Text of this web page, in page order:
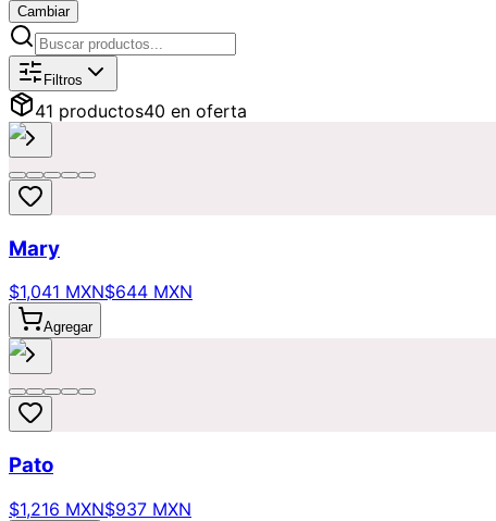
Cambiar
Catálogo deOfertas
Filtros
41 productos40 en oferta
Mary
$1,041 MXN$644 MXN
Agregar
Pato
$1,216 MXN$937 MXN